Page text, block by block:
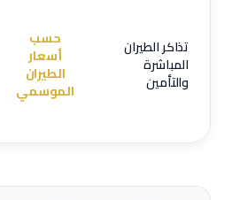
تذاكر الطيران
المباشرة
والتأمين
حسب
أسعار
الطيران
الموسمي